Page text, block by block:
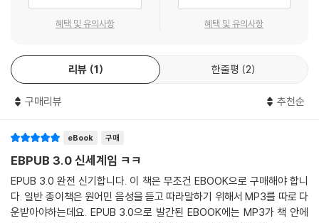
스피킹 전문 강사의 해설 강의
경력 20년의 전문 영어 강사가 스피킹 훈련 시 유의해야 할 사항들을 하나
콕 찍기만 해도, 그냥 듣기만 해도 자동으로 외워지는
이 책에 나오는 모든 예문들은 MP3파일과 QR코드를 통해 확인할 수 있습
떨어져 있어도 함께 수업한다는 느낌이 듭니다. 많은 분들이 이 훈련 프로
일상회화를 넘어 비즈니스 영어까지 갖추고 싶다면 읽어야 할 책!
카카오 커머스본부 카카오스타일 파트 PM 조안나
한국인이 틀리기 쉬운 표현, 특히 직장에서 활용할 수 있는 영어가 모두 응
집되어 있다. 짧은 문장부터 시작해 의견 말하기까지 훈련 과정을 따라 가
다 보니 어느새 긴장감 없이 입에서 영어가 자연스럽게 흘러나오는 것을
체감하게 되었다. 스스로 영어로 커뮤니케이션하는 그 성취감이란! 업무
상 영어 사용빈도가 높은 직장인들은 물론, 일상회화를 뛰어넘어 비즈니스
혜택 및 유의사항 혜택 및 유의사항
리뷰 1 한줄평 2
구매리뷰 추천순
eBook 구매
EBPUB 3.0 신세계임 ㅋㅋ
EPUB 3.0 완전 신기합니다. 이 책은 무조건 EBOOK으로 구매해야 합니
다. 일반 종이책은 원어민 음성을 듣고 따라말하기 위해서 MP3를 따로 다
운받아야하는데요. EPUB 3.0으로 발간된 EBOOK에는 MP3가 책 안에